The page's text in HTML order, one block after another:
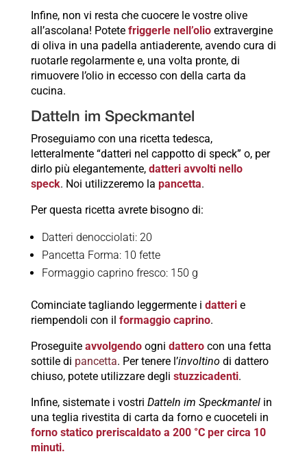
Infine, non vi resta che cuocere le vostre olive
all’ascolana! Potete friggerle nell’olioextravergine
di oliva in una padella antiaderente, avendo cura di
ruotarle regolarmente e, una volta pronte, di
rimuovere l’olio in eccesso con della carta da
cucina.
Datteln im Speckmantel
Proseguiamo con una ricetta tedesca,
letteralmente “datteri nel cappotto di speck” o, per
dirlo più elegantemente, datteri avvolti nello
speck. Noi utilizzeremo la pancetta.
Per questa ricetta avrete bisogno di:
Datteri denocciolati: 20
Pancetta Forma: 10 fette
Formaggio caprino fresco: 150 g
Cominciate tagliando leggermente i datteri e
riempendoli con il formaggio caprino.
Proseguite avvolgendo ogni dattero con una fetta
sottile di pancetta. Per tenere l’involtino di dattero
chiuso, potete utilizzare degli stuzzicadenti.
Infine, sistemate i vostri Datteln im Speckmantel in
una teglia rivestita di carta da forno e cuoceteli in
forno statico preriscaldato a 200 °C per circa 10
minuti.